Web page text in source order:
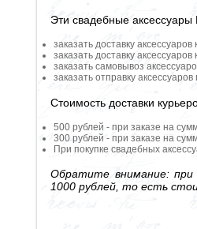
Эти свадебные
заказать доставку
заказать доставку
заказать самовывоз
заказать отправку
Стоимость доставки
500 рублей - при заказе на
300 рублей - при заказе на
При покупке свадебных
Обратите внимание: при
1000 рублей, то есть